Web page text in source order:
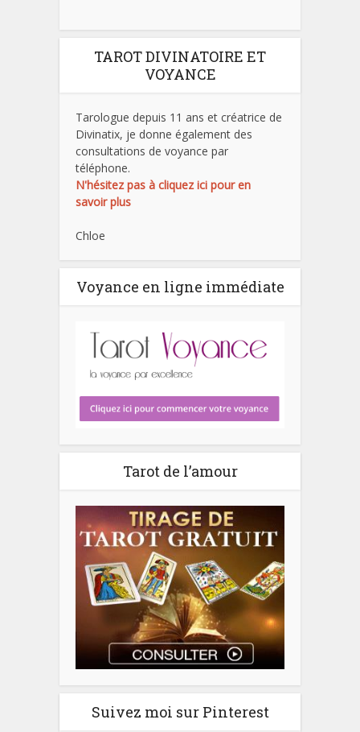
TAROT DIVINATOIRE ET
VOYANCE
Tarologue depuis 11 ans et créatrice de
Divinatix, je donne également des
consultations de voyance par
téléphone.
N'hésitez pas à cliquez ici pour en
savoir plus
Chloe
Voyance en ligne immédiate
Tarot de l’amour
Suivez moi sur Pinterest